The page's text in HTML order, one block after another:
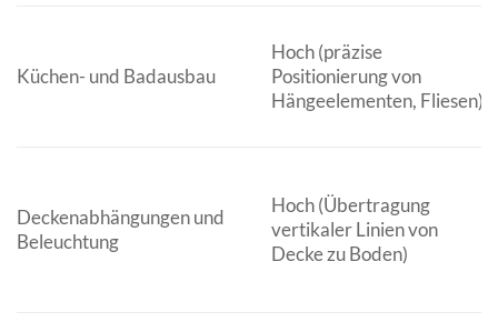
Küchen- und Badausbau
Hoch (präzise
Positionierung von
Hängeelementen, Fliesen)
Deckenabhängungen und
Beleuchtung
Hoch (Übertragung
vertikaler Linien von
Decke zu Boden)